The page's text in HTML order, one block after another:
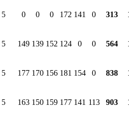
5 0 0 0 172 141 0 313
5 149 139 152 124 0 0 564
5 177 170 156 181 154 0 838
5 163 150 159 177 141 113 903